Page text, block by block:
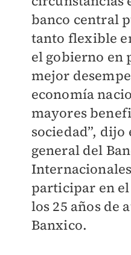
banco central
tanto flexible
el gobierno en
mejor
economía
mayores
sociedad”,
general del
participar en
los 25 años de
Banxico.